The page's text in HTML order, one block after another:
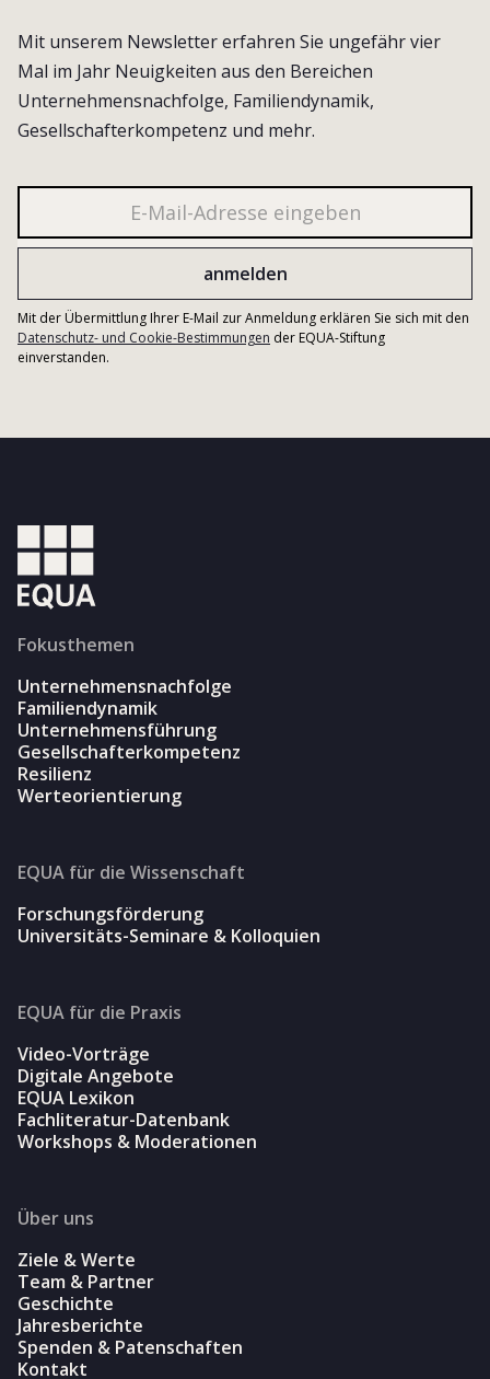
Mit unserem Newsletter erfahren Sie ungefähr vier
Mal im Jahr Neuigkeiten aus den Bereichen
Unternehmensnachfolge, Familiendynamik,
Gesellschafterkompetenz und mehr.
Mit der Übermittlung Ihrer E-Mail zur Anmeldung erklären Sie sich mit den
Datenschutz- und Cookie-Bestimmungen der EQUA-Stiftung
einverstanden.
Fokusthemen
Unternehmensnachfolge
Familiendynamik
Unternehmensführung
Gesellschafterkompetenz
Resilienz
Werteorientierung
EQUA für die Wissenschaft
Forschungsförderung
Universitäts-Seminare & Kolloquien
EQUA für die Praxis
Video-Vorträge
Digitale Angebote
EQUA Lexikon
Fachliteratur-Datenbank
Workshops & Moderationen
Über uns
Ziele & Werte
Team & Partner
Geschichte
Jahresberichte
Spenden & Patenschaften
Kontakt